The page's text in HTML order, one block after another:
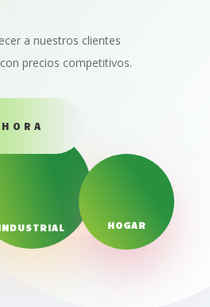
a nuestros clientes
precios competitivos.
HOGAR